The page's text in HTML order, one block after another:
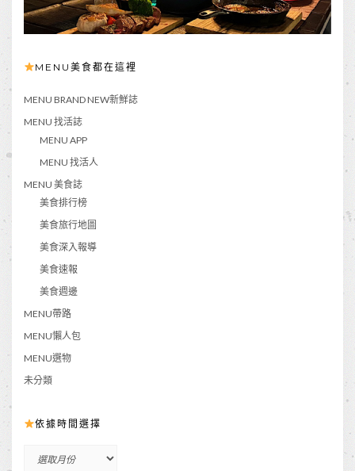
MENU美食都在這裡
MENU BRAND NEW新鮮誌
MENU 找活誌
MENU APP
MENU 找活人
MENU 美食誌
美食排行榜
美食旅行地圖
美食深入報導
美食速報
美食週邊
MENU帶路
MENU懶人包
MENU選物
未分類
依據時間選擇